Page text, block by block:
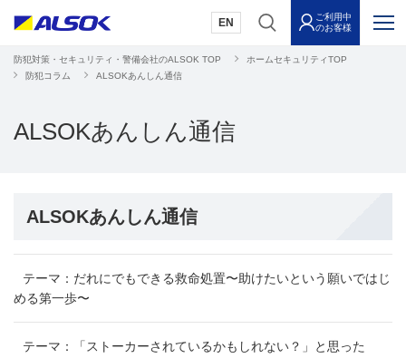
EN
ご利用中
のお客様
防犯対策・セキュリティ・警備会社のALSOK TOP
ホームセキュリティTOP
防犯コラム
ALSOKあんしん通信
ALSOKあんしん通信
ALSOKあんしん通信
テーマ：だれにでもできる救命処置〜助けたいという願いではじ
める第一歩〜
テーマ：「ストーカーされているかもしれない？」と思った